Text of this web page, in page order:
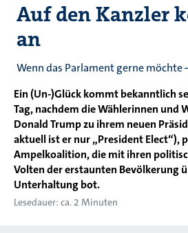
Auf den Kanzler
an
Wenn das Parlament gerne möchte
Ein (Un-)Glück kommt bekanntlich
Tag, nachdem die Wählerinnen und
Donald Trump zu ihrem neuen
aktuell ist er nur „President Elect“),
Ampelkoalition, die mit ihren
Volten der erstaunten Bevölkerung
Unterhaltung bot.
Lesedauer: ca. 2 Minuten